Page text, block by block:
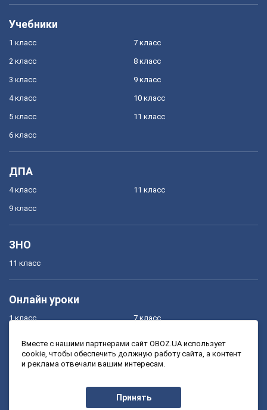
Учебники
1 класс
2 класс
3 класс
4 класс
5 класс
6 класс
7 класс
8 класс
9 класс
10 класс
11 класс
ДПА
4 класс
9 класс
11 класс
ЗНО
11 класс
Онлайн уроки
1 класс
3 класс
7 класс
9 класс
Вместе с нашими партнерами сайт OBOZ.UA использует
cookie, чтобы обеспечить должную работу сайта, а контент
и реклама отвечали вашим интересам.
Принять